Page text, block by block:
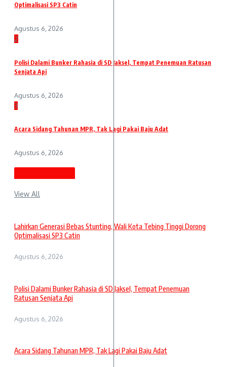
Optimalisasi SP3 Catin
Agustus 6, 2026
2
Polisi Dalami Bunker Rahasia di SD Jaksel, Tempat Penemuan Ratusan
Senjata Api
Agustus 6, 2026
3
Acara Sidang Tahunan MPR, Tak Lagi Pakai Baju Adat
Agustus 6, 2026
View All
Lahirkan Generasi Bebas Stunting, Wali Kota Tebing Tinggi Dorong
Optimalisasi SP3 Catin
Agustus 6, 2026
Polisi Dalami Bunker Rahasia di SD Jaksel, Tempat Penemuan
Ratusan Senjata Api
Agustus 6, 2026
Acara Sidang Tahunan MPR, Tak Lagi Pakai Baju Adat